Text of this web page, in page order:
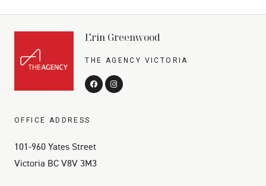
Erin Greenwood
THE AGENCY VICTORIA
OFFICE ADDRESS
101-960 Yates Street
Victoria BC V8V 3M3